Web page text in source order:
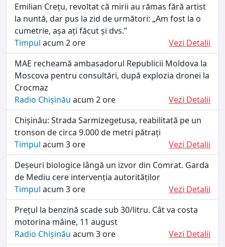
Emilian Crețu, revoltat că mirii au rămas fără artist
la nuntă, dar pus la zid de următori: „Am fost la o
cumetrie, așa ați făcut și dvs.”
Timpul acum 2 ore
Vezi Detalii
MAE recheamă ambasadorul Republicii Moldova la
Moscova pentru consultări, după explozia dronei la
Crocmaz
Radio Chișinău acum 2 ore
Vezi Detalii
Chișinău: Strada Sarmizegetusa, reabilitată pe un
tronson de circa 9.000 de metri pătrați
Timpul acum 3 ore
Vezi Detalii
Deșeuri biologice lângă un izvor din Comrat. Garda
de Mediu cere intervenția autorităților
Timpul acum 3 ore
Vezi Detalii
Prețul la benzină scade sub 30/litru. Cât va costa
motorina mâine, 11 august
Radio Chișinău acum 3 ore
Vezi Detalii